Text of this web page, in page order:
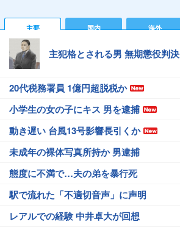
主要 国内 海外
主犯格とされる男 無期懲役判決
20代税務署員 1億円超脱税か
小学生の女の子にキス 男を逮捕
動き遅い 台風13号影響長引くか
未成年の裸体写真所持か 男逮捕
態度に不満で…夫の弟を暴行死
駅で流れた「不適切音声」に声明
レアルでの経験 中井卓大が回想